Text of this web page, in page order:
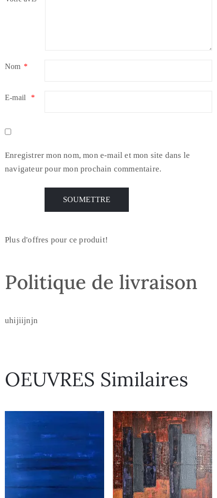
Nom *
E-mail *
Enregistrer mon nom, mon e-mail et mon site dans le
navigateur pour mon prochain commentaire.
Plus d'offres pour ce produit!
Politique de livraison
uhijiijnjn
OEUVRES Similaires